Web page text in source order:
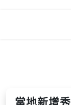
當地新增